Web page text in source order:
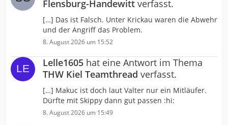
Flensburg-Handewitt verfasst.
[…] Das ist Falsch. Unter Krickau waren die Abwehr
und der Angriff das Problem.
8. August 2026 um 15:52
Lelle1605 hat eine Antwort im Thema
THW Kiel Teamthread verfasst.
[…] Makuc ist doch laut Valter nur ein Mitläufer.
Dürfte mit Skippy dann gut passen :hi:
8. August 2026 um 15:49